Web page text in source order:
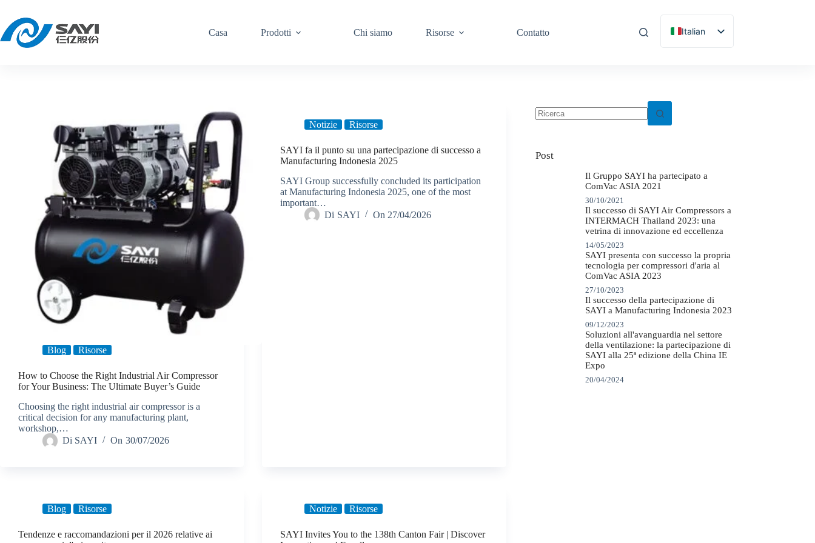
contenuto
Casa Prodotti Chi siamo Risorse Contatto
Italian
English
Korean
Blog Risorse
How to Choose the Right Industrial Air Compressor
for Your Business: The Ultimate Buyer’s Guide
Choosing the right industrial air compressor is a
critical decision for any manufacturing plant,
workshop,…
Di SAYI On 30/07/2026
Notizie Risorse
SAYI fa il punto su una partecipazione di successo a
Manufacturing Indonesia 2025
SAYI Group successfully concluded its participation
at Manufacturing Indonesia 2025, one of the most
important…
Di SAYI On 27/04/2026
Blog Risorse
Tendenze e raccomandazioni per il 2026 relative ai
Notizie Risorse
SAYI Invites You to the 138th Canton Fair | Discover
Post
Il Gruppo SAYI ha partecipato a
ComVac ASIA 2021
30/10/2021
Il successo di SAYI Air Compressors a
INTERMACH Thailand 2023: una
vetrina di innovazione ed eccellenza
14/05/2023
SAYI presenta con successo la propria
tecnologia per compressori d'aria al
ComVac ASIA 2023
27/10/2023
Il successo della partecipazione di
SAYI a Manufacturing Indonesia 2023
09/12/2023
Soluzioni all'avanguardia nel settore
della ventilazione: la partecipazione di
SAYI alla 25ª edizione della China IE
Expo
20/04/2024